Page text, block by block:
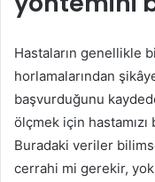
Hastaların genellikle
horlamalarından
başvurduğunu
ölçmek için
Buradaki veriler
cerrahi mi gerekir,